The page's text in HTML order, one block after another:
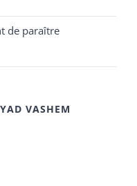
de paraître
VASHEM